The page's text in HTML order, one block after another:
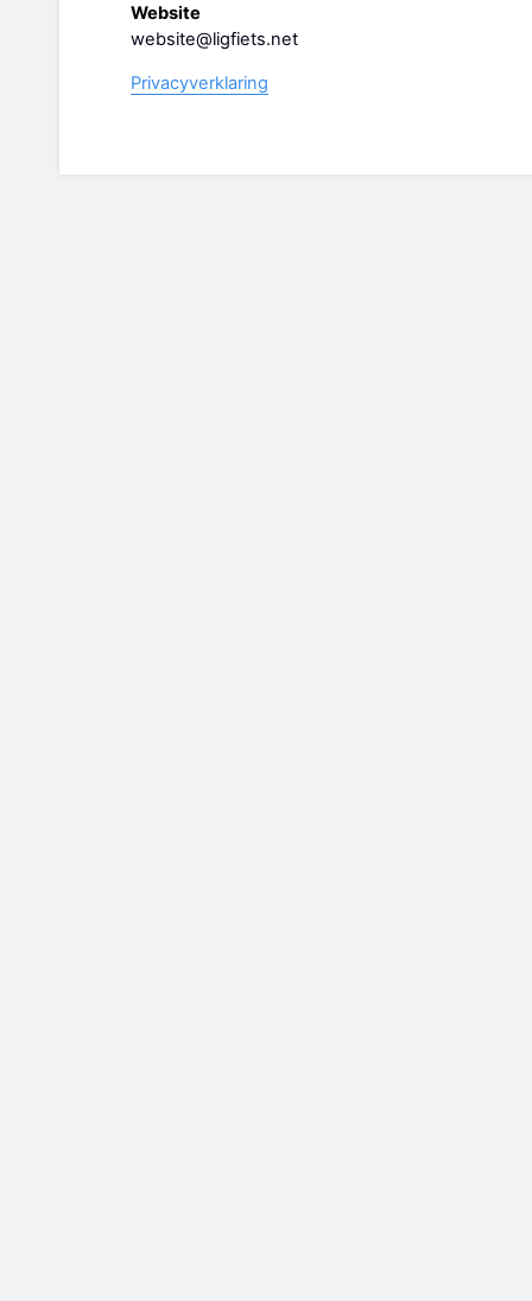
Website
website@ligfiets.net
Privacyverklaring